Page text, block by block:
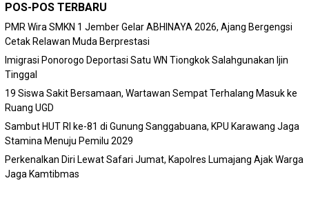
POS-POS TERBARU
PMR Wira SMKN 1 Jember Gelar ABHINAYA 2026, Ajang Bergengsi
Cetak Relawan Muda Berprestasi
Imigrasi Ponorogo Deportasi Satu WN Tiongkok Salahgunakan Ijin
Tinggal
19 Siswa Sakit Bersamaan, Wartawan Sempat Terhalang Masuk ke
Ruang UGD
Sambut HUT RI ke-81 di Gunung Sanggabuana, KPU Karawang Jaga
Stamina Menuju Pemilu 2029
Perkenalkan Diri Lewat Safari Jumat, Kapolres Lumajang Ajak Warga
Jaga Kamtibmas